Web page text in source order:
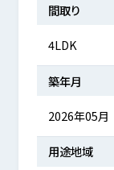
間取り
4LDK
築年月
2026年05月
用途地域